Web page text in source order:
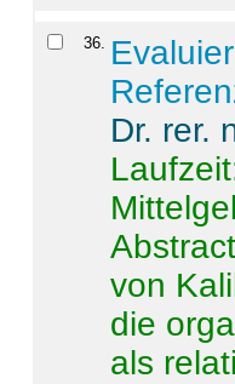
36.
Dr. rer.
von
die
als